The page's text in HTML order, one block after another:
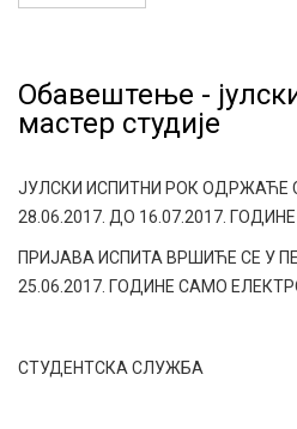
Обавештење -
мастер студије
ЈУЛСКИ ИСПИТНИ РОК ОДРЖАЋЕ
28.06.2017. ДО 16.07.2017. ГОДИНЕ
ПРИЈАВА ИСПИТА ВРШИЋЕ СЕ У
25.06.2017. ГОДИНЕ САМО
СТУДЕНТСКА СЛУЖБА